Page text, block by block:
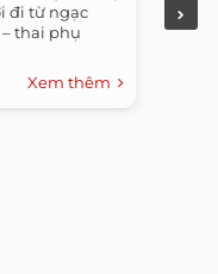
đi từ ngạc
thai phụ
Xem thêm